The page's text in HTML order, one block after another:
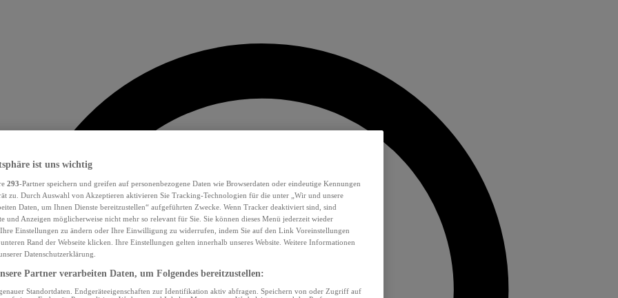
ist uns wichtig
293-Partner speichern und greifen auf personenbezogene Daten wie Browserdaten oder eindeutige Kennungen
zu. Durch Auswahl von Akzeptieren aktivieren Sie Tracking-Technologien für die unter „Wir und unsere
Daten, um Ihnen Dienste bereitzustellen“ aufgeführten Zwecke. Wenn Tracker deaktiviert sind, sind
und Anzeigen möglicherweise nicht mehr so relevant für Sie. Sie können dieses Menü jederzeit wieder
Einstellungen zu ändern oder Ihre Einwilligung zu widerrufen, indem Sie auf den Link Voreinstellungen
Rand der Webseite klicken. Ihre Einstellungen gelten innerhalb unseres Website. Weitere Informationen
Datenschutzerklärung.
Partner verarbeiten Daten, um Folgendes bereitzustellen:
Standortdaten. Endgeräteeigenschaften zur Identifikation aktiv abfragen. Speichern von oder Zugriff auf